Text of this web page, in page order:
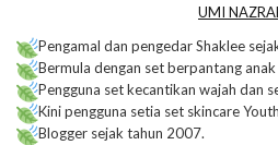
UMI
Pengamal dan pengedar Shaklee
Bermula dengan set berpantang
Pengguna set kecantikan wajah dan
Kini pengguna setia set skincare
Blogger sejak tahun 2007.